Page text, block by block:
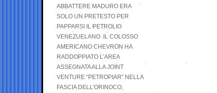
ABBATTERE MADURO ERA
SOLO UN PRETESTO PER
PAPPARSI IL PETROLIO
VENEZUELANO .IL COLOSSO
AMERICANO CHEVRON HA
RADDOPPIATO L’AREA
ASSEGNATA ALLA JOINT
VENTURE “PETROPIAR” NELLA
FASCIA DELL’ORINOCO,